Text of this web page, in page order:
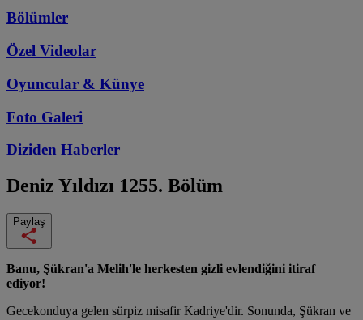
Bölümler
Özel Videolar
Oyuncular & Künye
Foto Galeri
Diziden Haberler
Deniz Yıldızı 1255. Bölüm
Paylaş
Banu, Şükran'a Melih'le herkesten gizli evlendiğini itiraf
ediyor!
Gecekonduya gelen sürpiz misafir Kadriye'dir. Sonunda, Şükran ve